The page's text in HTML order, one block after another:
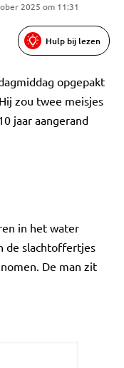
2025 om 11:31
Hulp bij lezen
opgepakt
zou twee meisjes
jaar aangerand
in het water
de slachtoffertjes
De man zit